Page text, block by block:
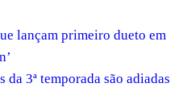
lançam primeiro dueto em
3ª temporada são adiadas